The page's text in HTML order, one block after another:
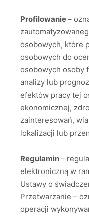
Profilowanie–
osobowych, które
osobowych do
osobowych osoby
analizy lub
efektów pracy tej
ekonomicznej,
zainteresowań,
lokalizacji lub
Regulamin–
elektroniczną w
Ustawy o
Przetwarzanie –
operacji